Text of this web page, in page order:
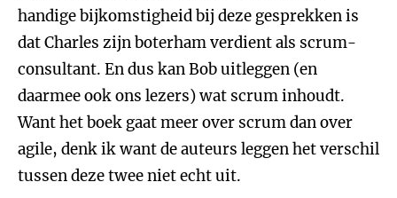
handige bijkomstigheid bij deze gesprekken is
dat Charles zijn boterham verdient als scrum-
consultant. En dus kan Bob uitleggen (en
daarmee ook ons lezers) wat scrum inhoudt.
Want het boek gaat meer over scrum dan over
agile, denk ik want de auteurs leggen het verschil
tussen deze twee niet echt uit.